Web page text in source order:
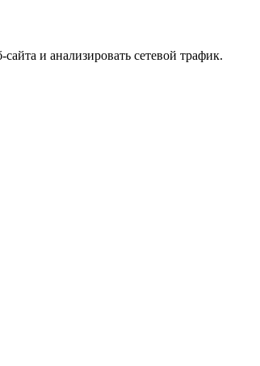
и анализировать сетевой трафик.